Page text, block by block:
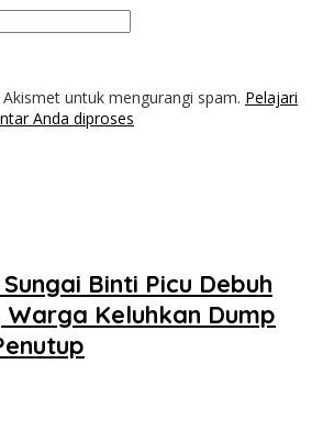
untuk mengurangi spam. Pelajari
Anda diproses
Binti Picu Debuh
Keluhkan Dump